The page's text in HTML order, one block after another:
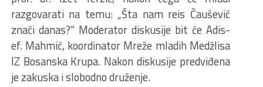
razgovarati na temu: „Šta nam reis Čaušević
znači danas?“ Moderator diskusije bit će Adis-
ef. Mahmić, koordinator Mreže mladih Medžlisa
IZ Bosanska Krupa. Nakon diskusije predviđena
je zakuska i slobodno druženje.